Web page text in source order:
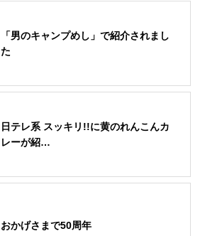
「男のキャンプめし」で紹介されまし
た
日テレ系 スッキリ!!に黄のれんこんカ
レーが紹…
おかげさまで50周年